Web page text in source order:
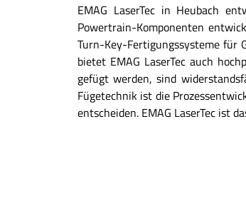
EMAG LaserTec in Heubach
Powertrain-Komponenten
Turn-Key-Fertigungssysteme für
bietet EMAG LaserTec auch
gefügt werden, sind
Fügetechnik ist die
entscheiden. EMAG LaserTec ist